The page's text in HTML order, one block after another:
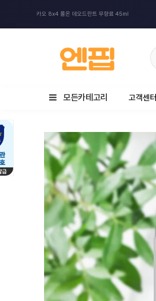
카오 8x4 롤온 데오드란트 무향료 45ml
모든카테고리 고객센터